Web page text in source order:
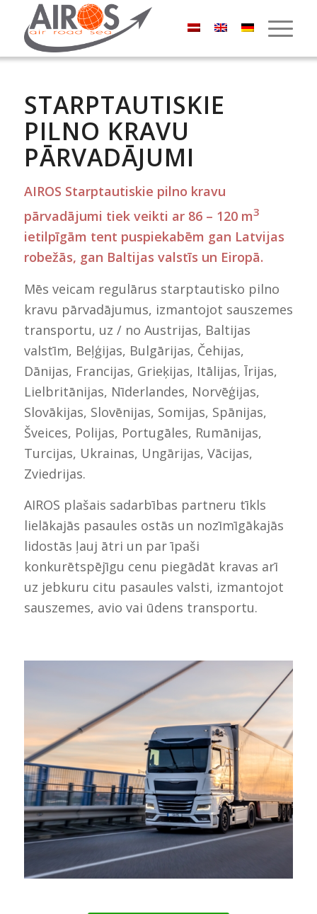
STARPTAUTISKIE
PILNO KRAVU
PĀRVADĀJUMI
AIROS Starptautiskie pilno kravu
pārvadājumi tiek veikti ar 86 – 120 m3
ietilpīgām tent puspiekabēm gan Latvijas
robežās, gan Baltijas valstīs un Eiropā.
Mēs veicam regulārus starptautisko pilno
kravu pārvadājumus, izmantojot sauszemes
transportu, uz / no Austrijas, Baltijas
valstīm, Beļģijas, Bulgārijas, Čehijas,
Dānijas, Francijas, Grieķijas, Itālijas, Īrijas,
Lielbritānijas, Nīderlandes, Norvēģijas,
Slovākijas, Slovēnijas, Somijas, Spānijas,
Šveices, Polijas, Portugāles, Rumānijas,
Turcijas, Ukrainas, Ungārijas, Vācijas,
Zviedrijas.
AIROS plašais sadarbības partneru tīkls
lielākajās pasaules ostās un nozīmīgākajās
lidostās ļauj ātri un par īpaši
konkurētspējīgu cenu piegādāt kravas arī
uz jebkuru citu pasaules valsti, izmantojot
sauszemes, avio vai ūdens transportu.